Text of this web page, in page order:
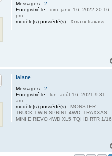
Messages : 2
Enregistré le : dim. janv. 16, 2022 20:16
pm
modèle(s) possédé(s) : Xmaxx traxass
laisne
Messages : 2
Enregistré le : lun. août 16, 2021 9:31
am
modèle(s) possédé(s) : MONSTER
TRUCK TWIN SPRINT 4WD, TRAXXAS
MINI E REVO 4WD XL5 TQI ID RTR 1/16